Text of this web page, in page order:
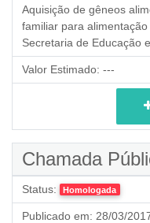
Aquisição de gêneos
familiar para
Secretaria de Educação
Valor Estimado: ---
Chamada
Status: Homologada
Publicado em: 28/03/